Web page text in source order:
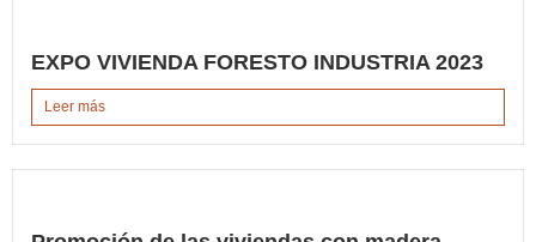
EXPO VIVIENDA FORESTO INDUSTRIA 2023
Leer más